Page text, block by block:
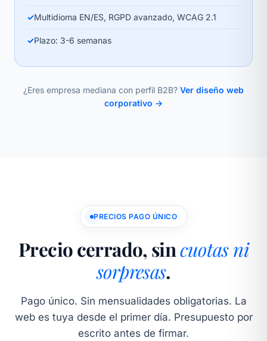
✓Multidioma EN/ES, RGPD avanzado, WCAG 2.1
✓Plazo: 3-6 semanas
¿Eres empresa mediana con perfil B2B? Ver diseño web
corporativo →
PRECIOS PAGO ÚNICO
Precio cerrado, sincuotas ni
sorpresas.
Pago único. Sin mensualidades obligatorias. La
web es tuya desde el primer día. Presupuesto por
escrito antes de firmar.